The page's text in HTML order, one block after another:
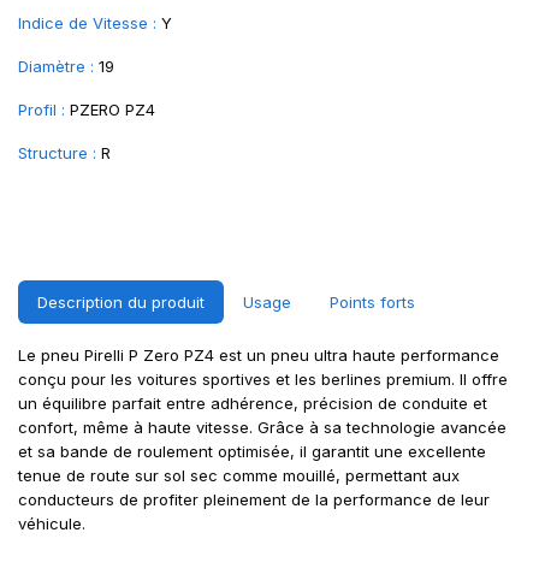
Indice de Vitesse : Y
Diamètre : 19
Profil : PZERO PZ4
Structure : R
Description du produit Usage Points forts
Le pneu Pirelli P Zero PZ4 est un pneu ultra haute performance
conçu pour les voitures sportives et les berlines premium. Il offre
un équilibre parfait entre adhérence, précision de conduite et
confort, même à haute vitesse. Grâce à sa technologie avancée
et sa bande de roulement optimisée, il garantit une excellente
tenue de route sur sol sec comme mouillé, permettant aux
conducteurs de profiter pleinement de la performance de leur
véhicule.